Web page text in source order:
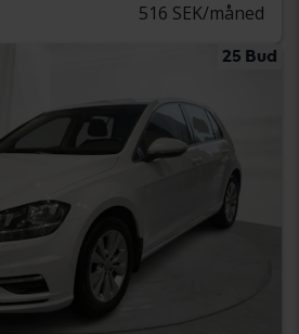
516 SEK/måned
25 Bud